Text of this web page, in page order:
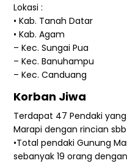
Lokasi :
• Kab. Tanah Datar
• Kab. Agam
– Kec. Sungai Pua
– Kec. Banuhampu
– Kec. Canduang
Korban Jiwa
Terdapat 47 Pendaki
Marapi dengan rincian sbb
•Total pendaki Gunung
sebanyak 19 orang